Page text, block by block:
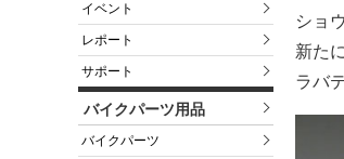
イベント
レポート
サポート
バイクパーツ用品
バイクパーツ
ショ
新た
ラバ